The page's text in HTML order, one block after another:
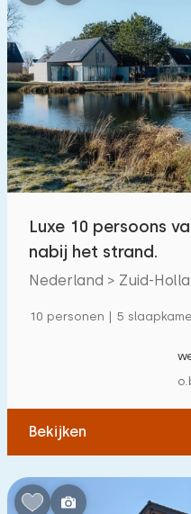
Luxe 10 persoons
nabij het strand.
Nederland > Zuid-
10 personen | 5
Bekijken